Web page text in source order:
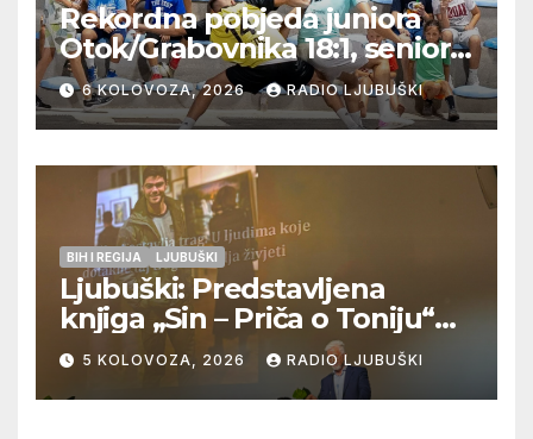
Rekordna pobjeda juniora
Otok/Grabovnika 18:1, seniori
Pregrađa u četvrtfinalu,
Veljaci i Cerno/Crnopod u
doigravanju, Grljevići završili
natjecanje
6 KOLOVOZA, 2026 RADIO LJUBUŠKI
BIH I REGIJA LJUBUŠKI
Ljubuški: Predstavljena
knjiga „Sin – Priča o Toniju“
dr. sc. Zdenka Hercega
5 KOLOVOZA, 2026 RADIO LJUBUŠKI